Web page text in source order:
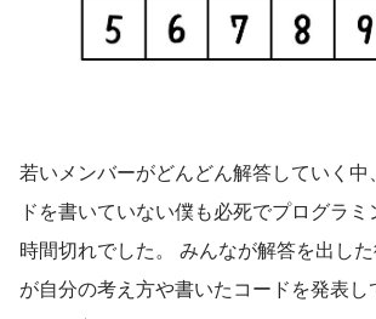
若いメンバーがどんどん解答していく
ドを書いていない僕も必死でプログラミ
時間切れでした。 みんなが解答を出し
が自分の考え方や書いたコードを発表